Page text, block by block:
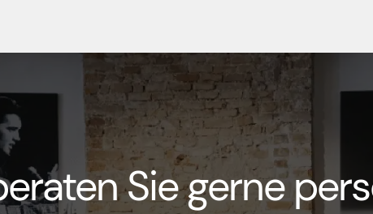
Sie gerne